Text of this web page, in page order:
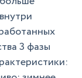
3 фазы